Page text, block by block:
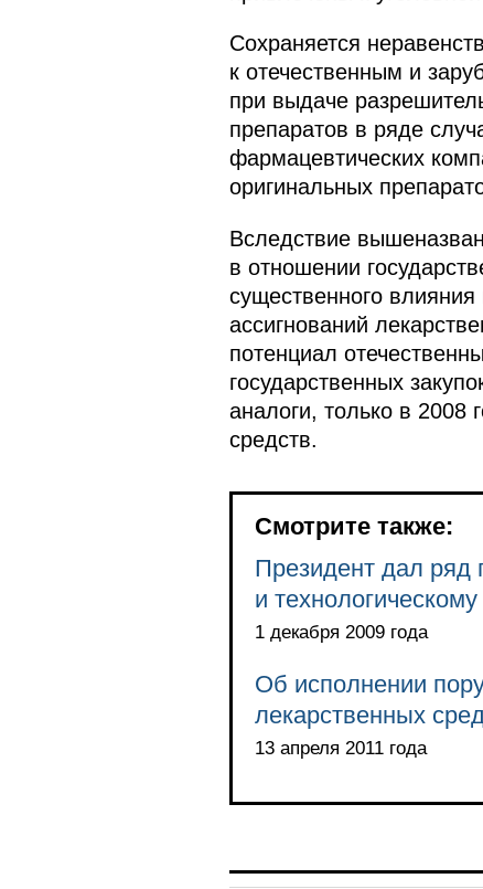
Сохраняется
к отечественным и
при выдаче
препаратов в ряде
фармацевтических
оригинальных
Вследствие
в отношении
существенного
ассигнований
потенциал
государственных
аналоги, только в
средств.
Смотрите также:
Президент дал ряд
и
1 декабря 2009 года
Об исполнении
лекарственных
13 апреля 2011 года